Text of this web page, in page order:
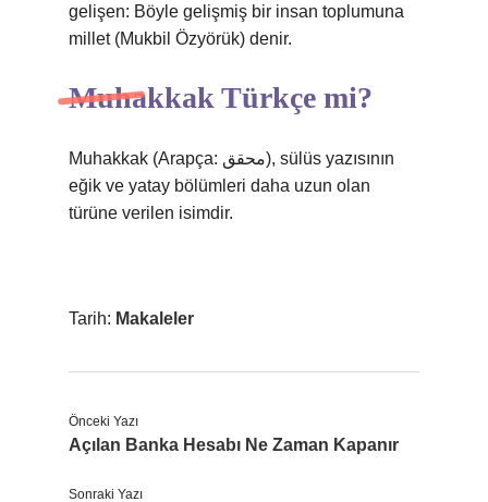
gelişen: Böyle gelişmiş bir insan toplumuna
millet (Mukbil Özyörük) denir.
Muhakkak Türkçe mi?
Muhakkak (Arapça: محقق), sülüs yazısının
eğik ve yatay bölümleri daha uzun olan
türüne verilen isimdir.
Tarih: Makaleler
Önceki Yazı
Açılan Banka Hesabı Ne Zaman Kapanır
Sonraki Yazı